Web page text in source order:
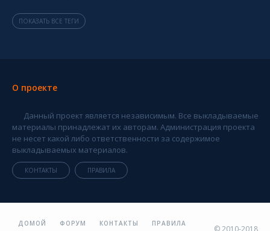
ПОКАЗАТЬ ВСЕ ТЕГИ
О проекте
Данный проект является независимым. Все выкладываемые
материалы принадлежат их авторам. Администрация проекта
не несет какой либо ответственности за содержимое
выкладываемых материалов.
КОНТАКТЫ ПРАВИЛА
ДОМОЙ ФОРУМ КОНТАКТЫ ПРАВИЛА